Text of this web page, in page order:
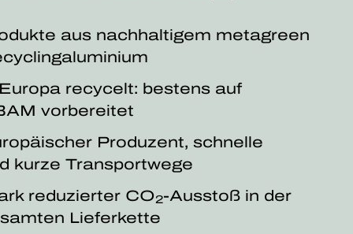
aus nachhaltigem metagreen
recycelt: bestens auf
vorbereitet
Produzent, schnelle
kurze Transportwege
reduzierter CO2-Ausstoß in der
Lieferkette